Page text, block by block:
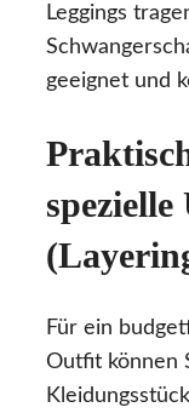
Leggings
geeignet und
spezielle
Für ein
Outfit können